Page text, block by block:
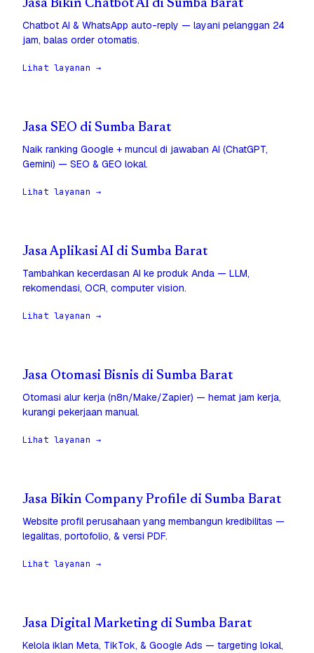
Jasa Bikin Chatbot AI di Sumba Barat
Chatbot AI & WhatsApp auto-reply — layani pelanggan 24
jam, balas order otomatis.
Lihat layanan →
Jasa SEO di Sumba Barat
Naik ranking Google + muncul di jawaban AI (ChatGPT,
Gemini) — SEO & GEO lokal.
Lihat layanan →
Jasa Aplikasi AI di Sumba Barat
Tambahkan kecerdasan AI ke produk Anda — LLM,
rekomendasi, OCR, computer vision.
Lihat layanan →
Jasa Otomasi Bisnis di Sumba Barat
Otomasi alur kerja (n8n/Make/Zapier) — hemat jam kerja,
kurangi pekerjaan manual.
Lihat layanan →
Jasa Bikin Company Profile di Sumba Barat
Website profil perusahaan yang membangun kredibilitas —
legalitas, portofolio, & versi PDF.
Lihat layanan →
Jasa Digital Marketing di Sumba Barat
Kelola iklan Meta, TikTok, & Google Ads — targeting lokal,